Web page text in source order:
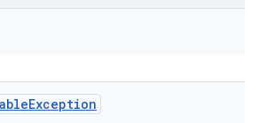
Exception